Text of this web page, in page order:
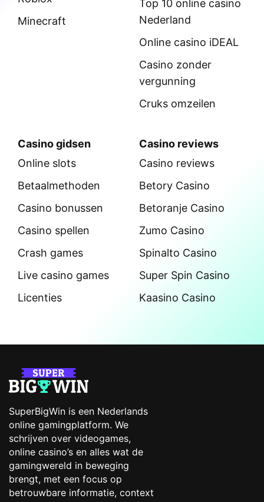
Minecraft
Top 10 online casino
Nederland
Online casino iDEAL
Casino zonder
vergunning
Cruks omzeilen
Casino gidsen
Online slots
Betaalmethoden
Casino bonussen
Casino spellen
Crash games
Live casino games
Licenties
Casino reviews
Casino reviews
Betory Casino
Betoranje Casino
Zumo Casino
Spinalto Casino
Super Spin Casino
Kaasino Casino
SuperBigWin is een Nederlands
online gamingplatform. We
schrijven over videogames,
online casino’s en alles wat de
gamingwereld in beweging
brengt, met een focus op
betrouwbare informatie, context